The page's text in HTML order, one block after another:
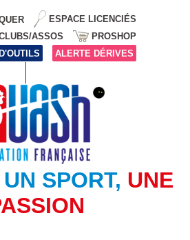
ESPACE LICENCIÉS
ASSOS
PROSHOP
ALERTE DÉRIVES
UN SPORT, UNE